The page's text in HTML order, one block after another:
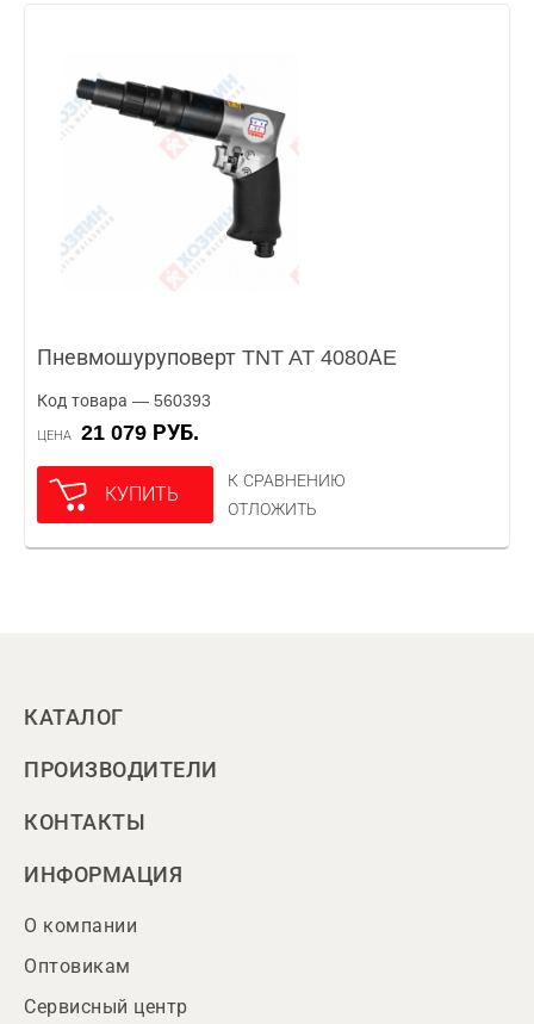
Пневмошуруповерт TNT AT 4080АE
Код товара — 560393
ЦЕНА 21 079 РУБ.
КУПИТЬ
К СРАВНЕНИЮ
ОТЛОЖИТЬ
КАТАЛОГ
ПРОИЗВОДИТЕЛИ
КОНТАКТЫ
ИНФОРМАЦИЯ
О компании
Оптовикам
Сервисный центр